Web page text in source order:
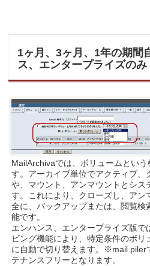
1ヶ月、3ヶ月、1年の期
ス、エンタープライズのみ
MailArchivaでは、ボリュームとい
す。アーカイブ単位でアクティブ、
や、マウント、アンマウントとシス
す。これにより、クローズし、アン
全に、バックアップまたは、閲覧検
能です。
エンハンス、エンタープライズ版
ビング機能により、特定条件のボ
に自動で切り替えます。※mail piler
テナンスフリーとなります。